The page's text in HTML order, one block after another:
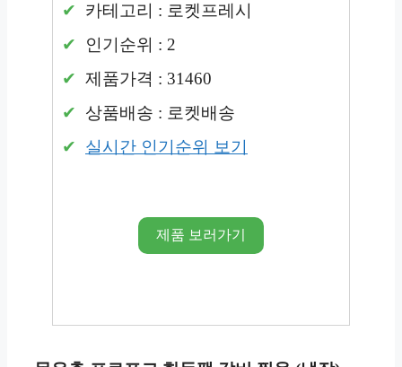
카테고리 : 로켓프레시
인기순위 : 2
제품가격 : 31460
상품배송 : 로켓배송
실시간 인기순위 보기
제품 보러가기